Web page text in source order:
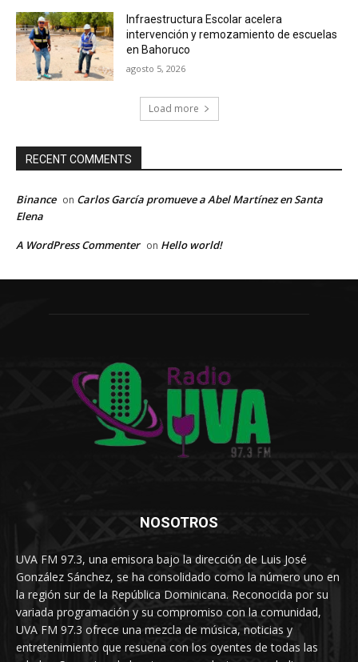
Infraestructura Escolar acelera
intervención y remozamiento de escuelas
en Bahoruco
agosto 5, 2026
Load more
RECENT COMMENTS
Binance on Carlos García promueve a Abel Martínez en Santa
Elena
A WordPress Commenter on Hello world!
NOSOTROS
UVA FM 97.3, una emisora bajo la dirección de Luis José
González Sánchez, se ha consolidado como la número uno en
la región sur de la República Dominicana. Reconocida por su
variada programación y su compromiso con la comunidad,
UVA FM 97.3 ofrece una mezcla de música, noticias y
entretenimiento que resuena con los oyentes de todas las